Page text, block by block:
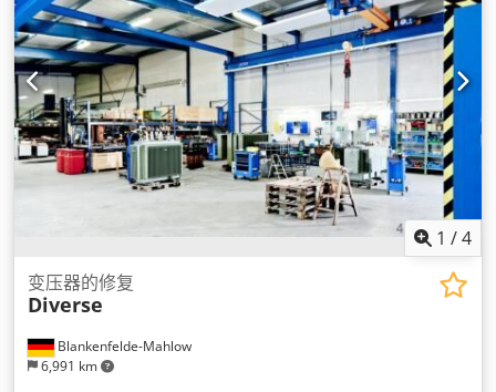
1 /4
Blankenfelde-Mahlow
6,991 km
变压器的修复
Diverse